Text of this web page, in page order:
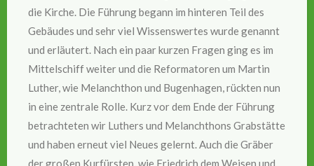
die Kirche. Die Führung begann im hinteren Teil des
Gebäudes und sehr viel Wissenswertes wurde genannt
und erläutert. Nach ein paar kurzen Fragen ging es im
Mittelschiff weiter und die Reformatoren um Martin
Luther, wie Melanchthon und Bugenhagen, rückten nun
in eine zentrale Rolle. Kurz vor dem Ende der Führung
betrachteten wir Luthers und Melanchthons Grabstätte
und haben erneut viel Neues gelernt. Auch die Gräber
der großen Kurfürsten, wie Friedrich dem Weisen und